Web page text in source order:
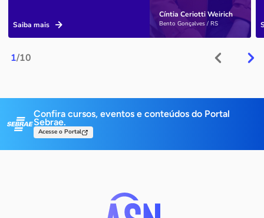
1/10
Cíntia Ceriotti Weirich
Bento Gonçalves / RS
Saiba mais
Confira cursos, eventos e conteúdos do Portal
Sebrae.
Acesse o Portal